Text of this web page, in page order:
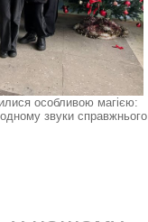
особливою магією:
звуки справжнього